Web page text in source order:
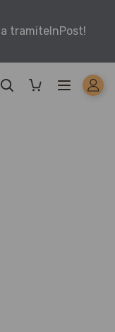
tramiteInPost!